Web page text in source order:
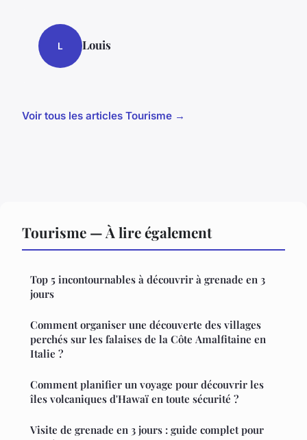
L Louis
Voir tous les articles Tourisme →
Tourisme — À lire également
Top 5 incontournables à découvrir à grenade en 3
jours
Comment organiser une découverte des villages
perchés sur les falaises de la Côte Amalfitaine en
Italie ?
Comment planifier un voyage pour découvrir les
îles volcaniques d'Hawaï en toute sécurité ?
Visite de grenade en 3 jours : guide complet pour